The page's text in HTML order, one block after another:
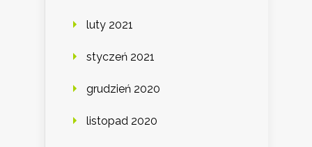
luty 2021
styczeń 2021
grudzień 2020
listopad 2020